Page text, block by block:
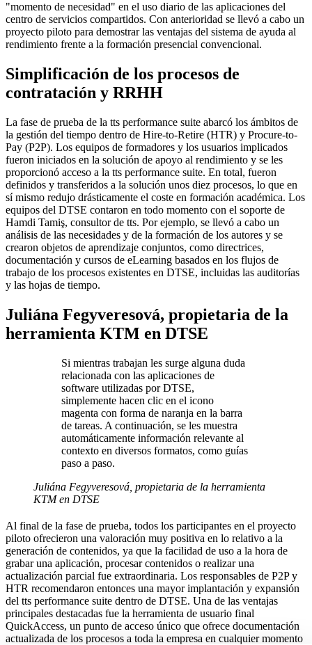
"momento de necesidad" en el uso diario de las aplicaciones del
centro de servicios compartidos. Con anterioridad se llevó a cabo un
proyecto piloto para demostrar las ventajas del sistema de ayuda al
rendimiento frente a la formación presencial convencional.
Simplificación de los procesos de
contratación y RRHH
La fase de prueba de la tts performance suite abarcó los ámbitos de
la gestión del tiempo dentro de Hire-to-Retire (HTR) y Procure-to-
Pay (P2P). Los equipos de formadores y los usuarios implicados
fueron iniciados en la solución de apoyo al rendimiento y se les
proporcionó acceso a la tts performance suite. En total, fueron
definidos y transferidos a la solución unos diez procesos, lo que en
sí mismo redujo drásticamente el coste en formación académica. Los
equipos del DTSE contaron en todo momento con el soporte de
Hamdi Tamiş, consultor de tts. Por ejemplo, se llevó a cabo un
análisis de las necesidades y de la formación de los autores y se
crearon objetos de aprendizaje conjuntos, como directrices,
documentación y cursos de eLearning basados en los flujos de
trabajo de los procesos existentes en DTSE, incluidas las auditorías
y las hojas de tiempo.
Juliána Fegyveresová, propietaria de la
herramienta KTM en DTSE
Si mientras trabajan les surge alguna duda
relacionada con las aplicaciones de
software utilizadas por DTSE,
simplemente hacen clic en el icono
magenta con forma de naranja en la barra
de tareas. A continuación, se les muestra
automáticamente información relevante al
contexto en diversos formatos, como guías
paso a paso.
Juliána Fegyveresová, propietaria de la herramienta
KTM en DTSE
Al final de la fase de prueba, todos los participantes en el proyecto
piloto ofrecieron una valoración muy positiva en lo relativo a la
generación de contenidos, ya que la facilidad de uso a la hora de
grabar una aplicación, procesar contenidos o realizar una
actualización parcial fue extraordinaria. Los responsables de P2P y
HTR recomendaron entonces una mayor implantación y expansión
del tts performance suite dentro de DTSE. Una de las ventajas
principales destacadas fue la herramienta de usuario final
QuickAccess, un punto de acceso único que ofrece documentación
actualizada de los procesos a toda la empresa en cualquier momento